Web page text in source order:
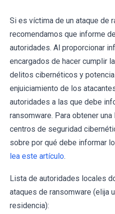
Si es víctima de un ataque de
recomendamos que informe
autoridades. Al proporcionar
encargados de hacer cumplir
delitos cibernéticos y
enjuiciamiento de los
autoridades a las que debe
ransomware. Para obtener
centros de seguridad
sobre por qué debe informar
lea este artículo.
Lista de autoridades locales
ataques de ransomware (elija
residencia):